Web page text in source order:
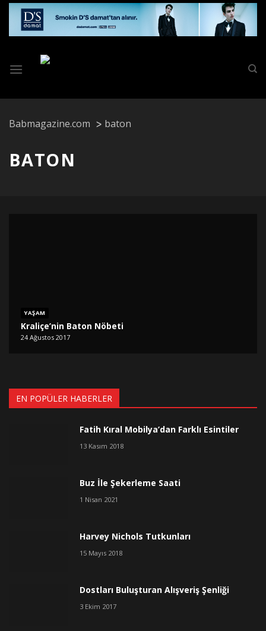
Skip
content
Babmagazine.com baton
BATON
YAŞAM
Kraliçe’nin Baton Nöbeti
24 Ağustos 2017
EN POPÜLER HABERLER
Fatih Kıral Mobilya’dan Farklı Esintiler
13 Kasım 2018
Buz İle Şekerleme Saati
1 Nisan 2021
Harvey Nichols Tutkunları
15 Mayıs 2018
Dostları Buluşturan Alışveriş Şenliği
3 Ekim 2017